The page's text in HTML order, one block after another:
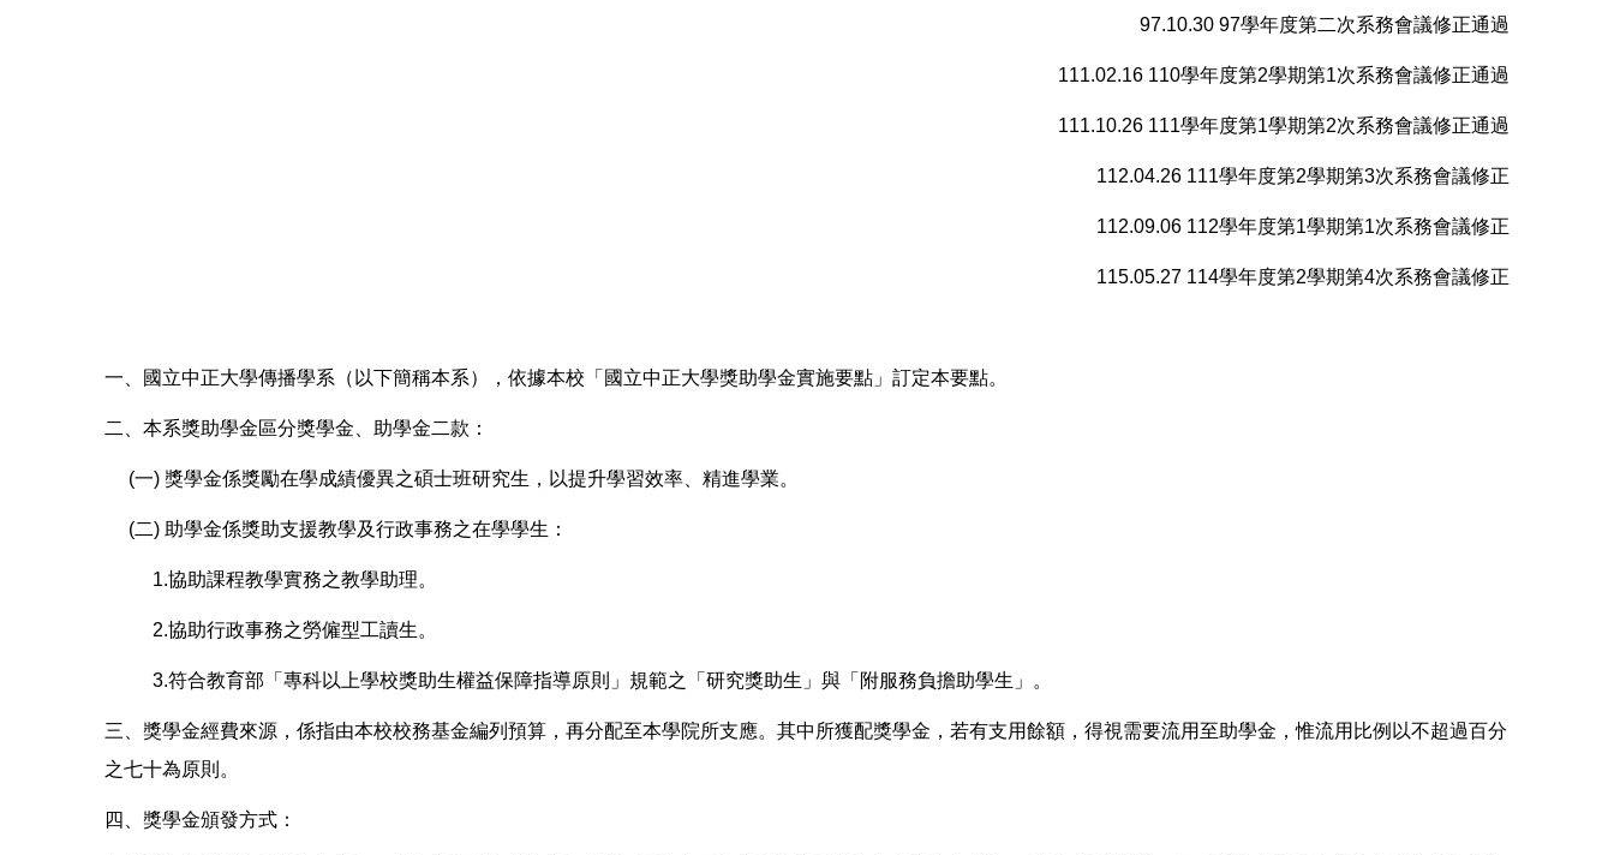
97.10.30 97學年度第二次系務會議修正通過
111.02.16 110學年度第2學期第1次系務會議修正通過
111.10.26 111學年度第1學期第2次系務會議修正通過
112.04.26 111學年度第2學期第3次系務會議修正
112.09.06 112學年度第1學期第1次系務會議修正
115.05.27 114學年度第2學期第4次系務會議修正
一、國立中正大學傳播學系（以下簡稱本系），依據本校「國立中正大學獎助學金實施要點」訂定本要點。
二、本系獎助學金區分獎學金、助學金二款：
(一) 獎學金係獎勵在學成績優異之碩士班研究生，以提升學習效率、精進學業。
(二) 助學金係獎助支援教學及行政事務之在學學生：
1.協助課程教學實務之教學助理。
2.協助行政事務之勞僱型工讀生。
3.符合教育部「專科以上學校獎助生權益保障指導原則」規範之「研究獎助生」與「附服務負擔助學生」。
三、獎學金經費來源，係指由本校校務基金編列預算，再分配至本學院所支應。其中所獲配獎學金，若有支用餘額，得視需要流用至助學金，惟流用比例以不超過百分
之七十為原則。
四、獎學金頒發方式：